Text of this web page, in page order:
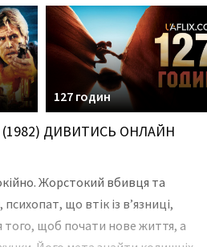
127 годин
ДИВИТИСЬ ОНЛАЙН
Жорстокий вбивця та
що втік із в’язниці,
щоб почати нове життя, а